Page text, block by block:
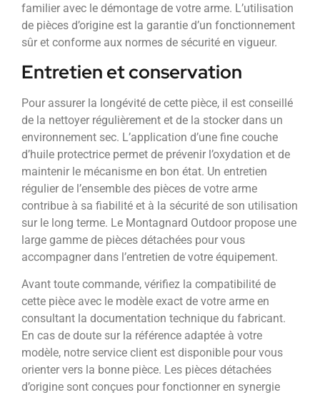
familier avec le démontage de votre arme. L’utilisation
de pièces d’origine est la garantie d’un fonctionnement
sûr et conforme aux normes de sécurité en vigueur.
Entretien et conservation
Pour assurer la longévité de cette pièce, il est conseillé
de la nettoyer régulièrement et de la stocker dans un
environnement sec. L’application d’une fine couche
d’huile protectrice permet de prévenir l’oxydation et de
maintenir le mécanisme en bon état. Un entretien
régulier de l’ensemble des pièces de votre arme
contribue à sa fiabilité et à la sécurité de son utilisation
sur le long terme. Le Montagnard Outdoor propose une
large gamme de pièces détachées pour vous
accompagner dans l’entretien de votre équipement.
Avant toute commande, vérifiez la compatibilité de
cette pièce avec le modèle exact de votre arme en
consultant la documentation technique du fabricant.
En cas de doute sur la référence adaptée à votre
modèle, notre service client est disponible pour vous
orienter vers la bonne pièce. Les pièces détachées
d’origine sont conçues pour fonctionner en synergie